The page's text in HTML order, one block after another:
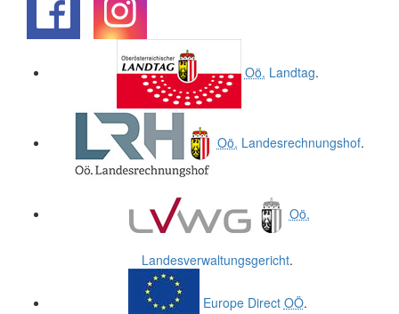
Oö. Landtag.
Oö. Landesrechnungshof.
Oö.
Landesverwaltungsgericht.
Europe Direct OÖ.